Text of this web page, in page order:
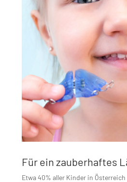
Für ein zauberhaftes
Etwa 40% aller Kinder in